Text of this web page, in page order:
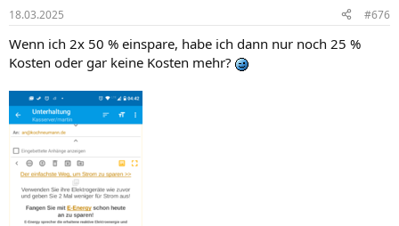
18.03.2025 #676
Wenn ich 2x 50 % einspare, habe ich dann nur noch 25 %
Kosten oder gar keine Kosten mehr?